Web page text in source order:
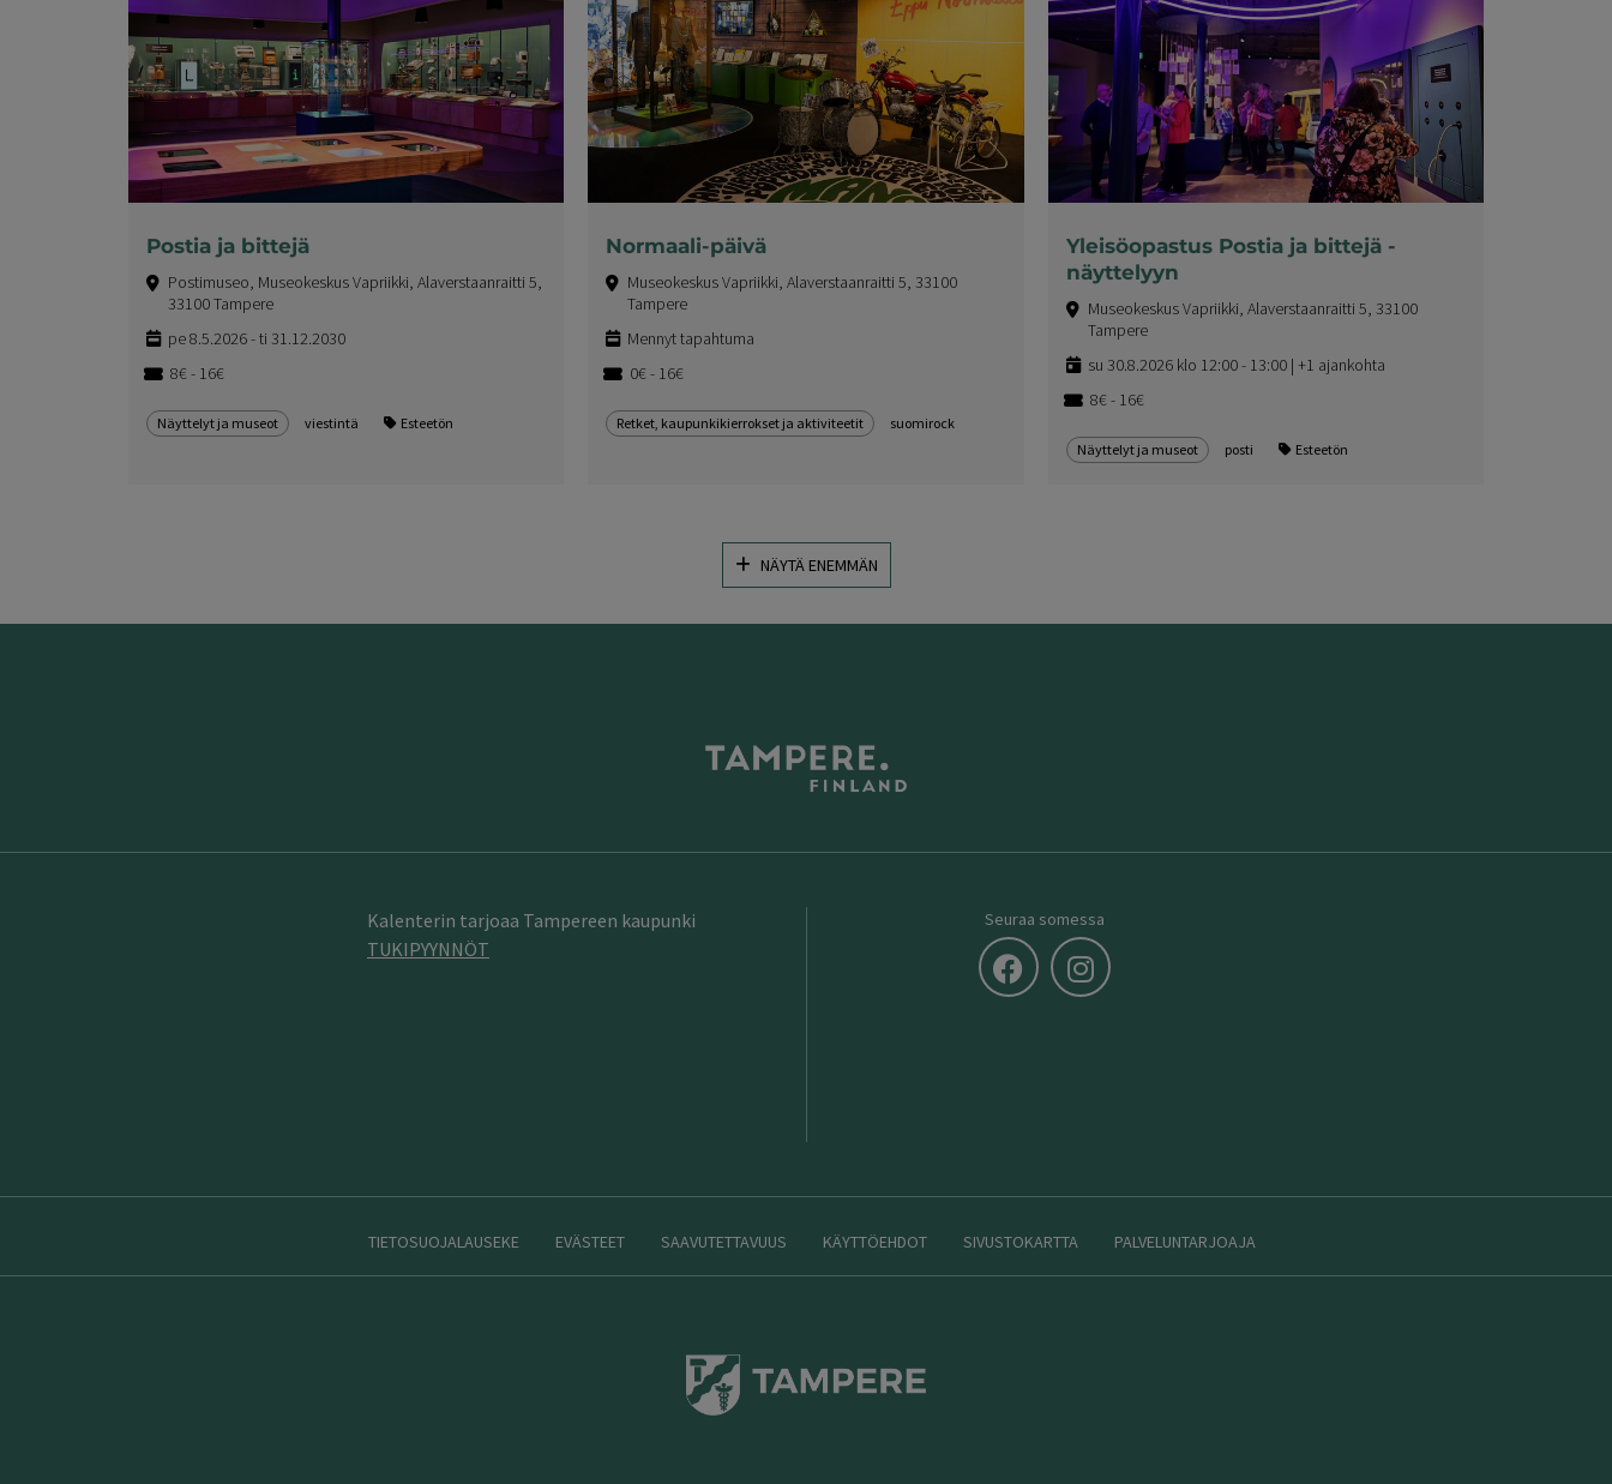
Postia ja bittejä
Postimuseo, Museokeskus Vapriikki, Alaverstaanraitti 5,
33100 Tampere
pe 8.5.2026 - ti 31.12.2030
8€ - 16€
Näyttelyt ja museot viestintä Esteetön
Normaali-päivä
Museokeskus Vapriikki, Alaverstaanraitti 5, 33100
Tampere
Mennyt tapahtuma
0€ - 16€
Retket, kaupunkikierrokset ja aktiviteetit suomirock
Yleisöopastus Postia ja bittejä -
näyttelyyn
Museokeskus Vapriikki, Alaverstaanraitti 5, 33100
Tampere
su 30.8.2026 klo 12:00 - 13:00 | +1 ajankohta
8€ - 16€
Näyttelyt ja museot posti Esteetön
NÄYTÄ ENEMMÄN
Kalenterin tarjoaa Tampereen kaupunki
TUKIPYYNNÖT
Seuraa somessa
TIETOSUOJALAUSEKE EVÄSTEET SAAVUTETTAVUUS KÄYTTÖEHDOT SIVUSTOKARTTA PALVELUNTARJOAJA